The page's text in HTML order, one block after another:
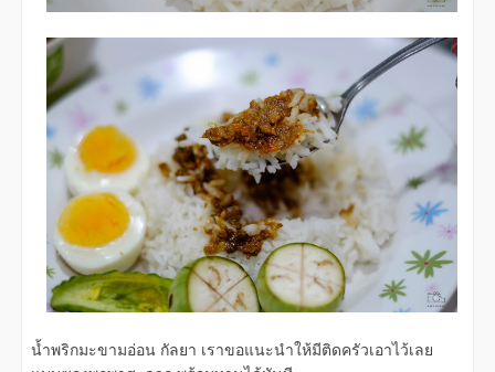
น้ำพริกมะขามอ่อน กัลยา เราขอแนะนำให้มีติดครัวเอาไว้เลย